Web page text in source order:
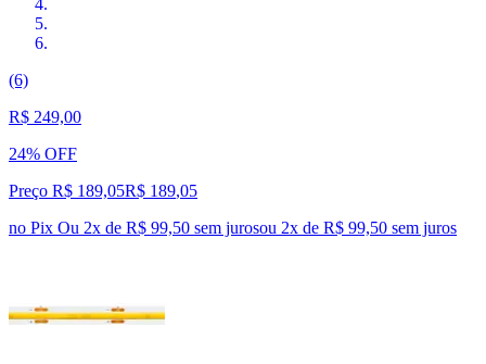
(6)
R$ 249,00
24% OFF
Preço R$ 189,05R$ 189,05
no Pix Ou 2x de R$ 99,50 sem jurosou 2x de R$ 99,50 sem juros